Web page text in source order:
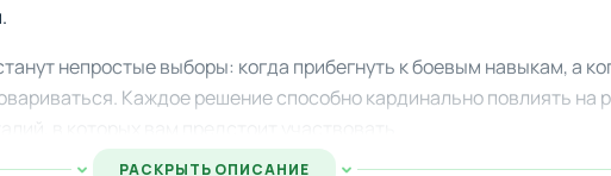
непростые выборы: когда прибегнуть к боевым навыкам, а
Каждое решение способно кардинально повлиять на
РАСКРЫТЬ ОПИСАНИЕ